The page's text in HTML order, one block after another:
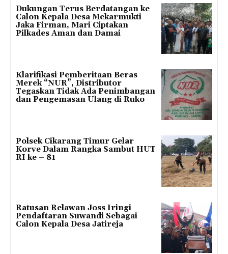
Dukungan Terus Berdatangan ke
Calon Kepala Desa Mekarmukti
Jaka Firman, Mari Ciptakan
Pilkades Aman dan Damai
Klarifikasi Pemberitaan Beras
Merek “NUR”, Distributor
Tegaskan Tidak Ada Penimbangan
dan Pengemasan Ulang di Ruko
Polsek Cikarang Timur Gelar
Korve Dalam Rangka Sambut HUT
RI ke – 81
Ratusan Relawan Joss Iringi
Pendaftaran Suwandi Sebagai
Calon Kepala Desa Jatireja